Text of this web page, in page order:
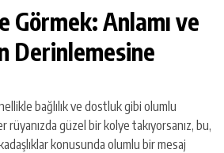
Görmek: Anlamı ve
Derinlemesine
bağlılık ve dostluk gibi olumlu
rüyanızda güzel bir kolye takıyorsanız, bu,
konusunda olumlu bir mesaj